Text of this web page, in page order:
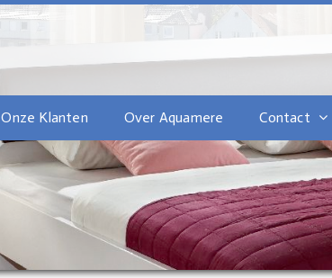
Onze Klanten Over Aquamere Contact